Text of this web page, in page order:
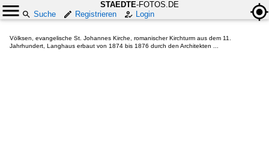
STAEDTE-FOTOS.DE
Suche
Registrieren Login
Völksen, evangelische St. Johannes Kirche, romanischer Kirchturm aus dem 11.
Jahrhundert, Langhaus erbaut von 1874 bis 1876 durch den Architekten ...